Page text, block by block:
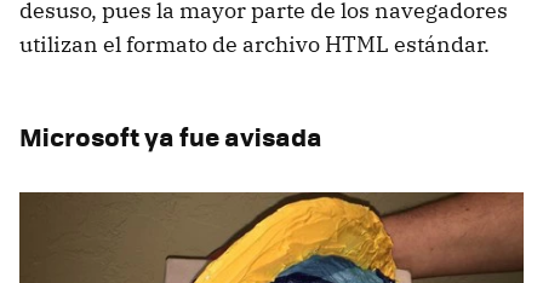
desuso, pues la mayor parte de los navegadores
utilizan el formato de archivo HTML estándar.
Microsoft ya fue avisada